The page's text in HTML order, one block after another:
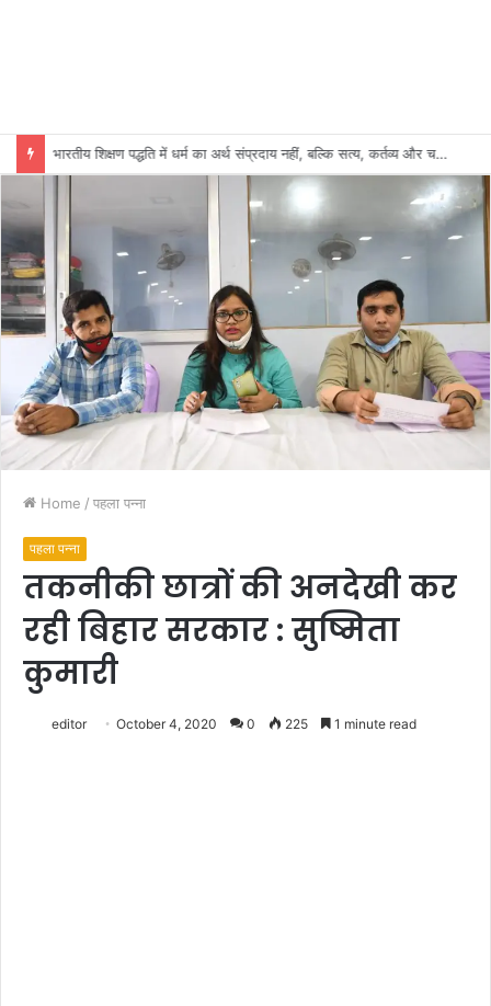
भारतीय शिक्षण पद्धति में धर्म का अर्थ संप्रदाय नहीं, बल्कि सत्य, कर्तव्य और चरित्र निर्माण है: विजय प्रकाश
Home / पहला पन्ना
पहला पन्ना
तकनीकी छात्रों की अनदेखी कर
रही बिहार सरकार : सुष्मिता
कुमारी
editor October 4, 2020 0 225 1 minute read